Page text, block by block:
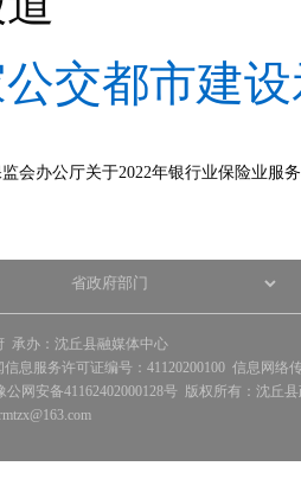
公交都市建
会办公厅关于2022年银行业保险业服
承办：沈丘县融媒体中心
息服务许可证编号：41120200100 信息网络
公网安备41162402000128号 版权所有：沈丘